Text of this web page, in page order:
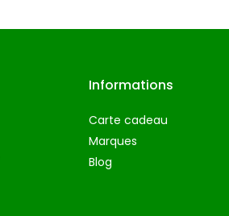
Informations
Carte cadeau
Marques
Blog